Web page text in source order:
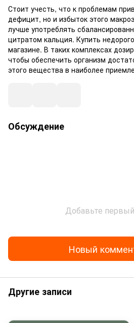
Стоит учесть, что к проблемам
дефицит, но и избыток этого
лучше употреблять
цитратом кальция. Купить
магазине. В таких комплексах
чтобы обеспечить организм
этого вещества в наиболее
Обсуждение
Добавьте
Новый
Другие записи